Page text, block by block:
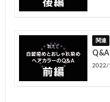
Q&A
2022/